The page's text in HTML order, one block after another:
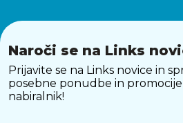
Naroči se na Links
Prijavite se na Links novice in
posebne ponudbe in
nabiralnik!